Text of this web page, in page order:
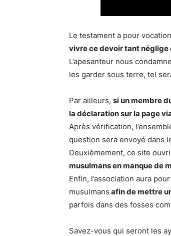
Le testament a pour
vivre ce devoir tant néglige
L’apesanteur nous
les garder sous terre, tel
Par ailleurs, si un membre
la déclaration sur la page
Après vérification,
question sera envoyé dans
Deuxièmement, ce site
musulmans en manque de
Enfin, l’association aura
musulmans afin de mettre
parfois dans des fosses
Savez-vous qui seront les